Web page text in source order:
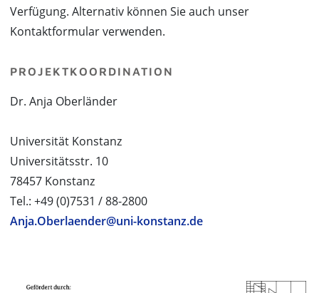
Verfügung. Alternativ können Sie auch unser
Kontaktformular verwenden.
PROJEKTKOORDINATION
Dr. Anja Oberländer
Universität Konstanz
Universitätsstr. 10
78457 Konstanz
Tel.: +49 (0)7531 / 88-2800
Anja.Oberlaender@uni-konstanz.de